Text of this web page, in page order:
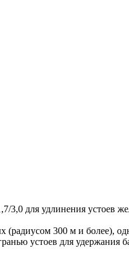
для удлинения устоев
300 м и более),
устоев для